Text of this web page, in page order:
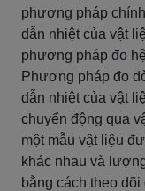
phương pháp
dẫn nhiệt của vật
phương pháp đo
Phương pháp đo
dẫn nhiệt của vật
chuyển động qua
một mẫu vật liệu
khác nhau và
bằng cách theo